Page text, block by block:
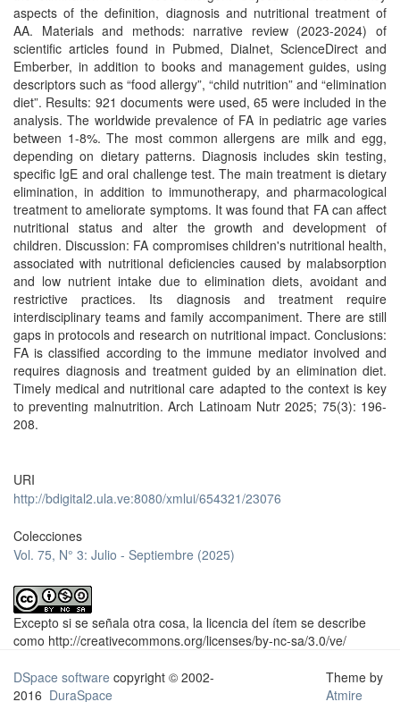
aspects of the definition, diagnosis and nutritional treatment of
AA. Materials and methods: narrative review (2023-2024) of
scientific articles found in Pubmed, Dialnet, ScienceDirect and
Emberber, in addition to books and management guides, using
descriptors such as “food allergy”, “child nutrition” and “elimination
diet”. Results: 921 documents were used, 65 were included in the
analysis. The worldwide prevalence of FA in pediatric age varies
between 1-8%. The most common allergens are milk and egg,
depending on dietary patterns. Diagnosis includes skin testing,
specific IgE and oral challenge test. The main treatment is dietary
elimination, in addition to immunotherapy, and pharmacological
treatment to ameliorate symptoms. It was found that FA can affect
nutritional status and alter the growth and development of
children. Discussion: FA compromises children's nutritional health,
associated with nutritional deficiencies caused by malabsorption
and low nutrient intake due to elimination diets, avoidant and
restrictive practices. Its diagnosis and treatment require
interdisciplinary teams and family accompaniment. There are still
gaps in protocols and research on nutritional impact. Conclusions:
FA is classified according to the immune mediator involved and
requires diagnosis and treatment guided by an elimination diet.
Timely medical and nutritional care adapted to the context is key
to preventing malnutrition. Arch Latinoam Nutr 2025; 75(3): 196-
208.
URI
http://bdigital2.ula.ve:8080/xmlui/654321/23076
Colecciones
Vol. 75, N° 3: Julio - Septiembre (2025)
Excepto si se señala otra cosa, la licencia del ítem se describe
como http://creativecommons.org/licenses/by-nc-sa/3.0/ve/
DSpace software copyright © 2002-
2016 DuraSpace
Theme by
Atmire